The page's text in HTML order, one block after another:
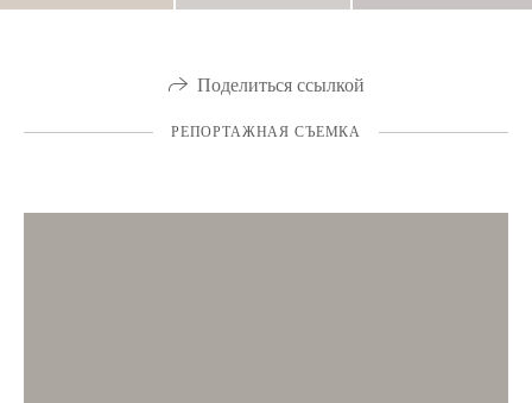
Поделиться ссылкой
РЕПОРТАЖНАЯ СЪЕМКА